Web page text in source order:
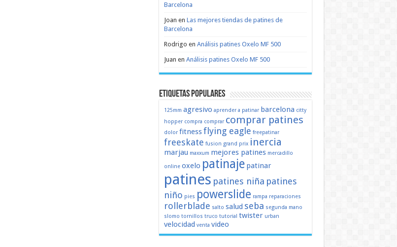
Barcelona
Joan en Las mejores tiendas de patines de
Barcelona
Rodrigo en Análisis patines Oxelo MF 500
Juan en Análisis patines Oxelo MF 500
Etiquetas populares
125mm agresivo aprender a patinar barcelona citty
hopper compra comprar comprar patines
dolor fitnessflying eagle freepatinar
freeskate fusion grand prix inercia
marjau maxxum mejores patines mercadillo
online oxelo patinaje patinar
patines patines niña patines
niño pies powerslide rampa reparaciones
rollerblade salto salud seba segunda mano
slomo tornillos truco tutorial twister urban
velocidad venta video